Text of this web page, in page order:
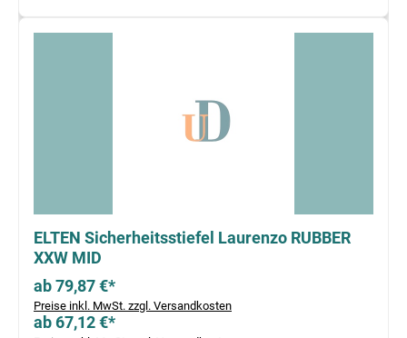
ELTEN Sicherheitsstiefel Laurenzo RUBBER
XXW MID
ab 79,87 €*
Preise inkl. MwSt. zzgl. Versandkosten
ab 67,12 €*